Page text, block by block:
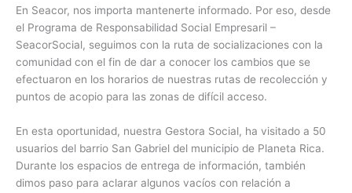
En Seacor, nos importa mantenerte informado. Por eso, desde
el Programa de Responsabilidad Social Empresaril –
SeacorSocial, seguimos con la ruta de socializaciones con la
comunidad con el fin de dar a conocer los cambios que se
efectuaron en los horarios de nuestras rutas de recolección y
puntos de acopio para las zonas de difícil acceso.
En esta oportunidad, nuestra Gestora Social, ha visitado a 50
usuarios del barrio San Gabriel del municipio de Planeta Rica.
Durante los espacios de entrega de información, también
dimos paso para aclarar algunos vacíos con relación a